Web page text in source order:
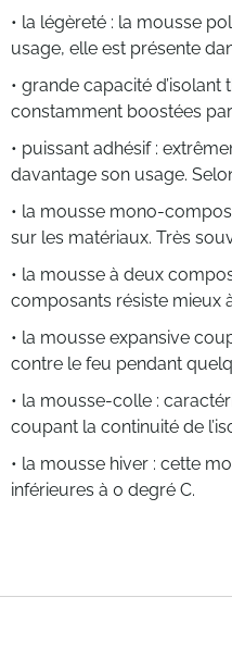
• la légèreté : la mousse
usage, elle est présente
• grande capacité
constamment boostées
• puissant adhésif :
davantage son usage.
• la mousse mono-
sur les matériaux. Très
• la mousse à deux
composants résiste mieux
• la mousse expansive
contre le feu pendant
• la mousse-colle :
coupant la continuité de
• la mousse hiver : cette
inférieures à 0 degré C.